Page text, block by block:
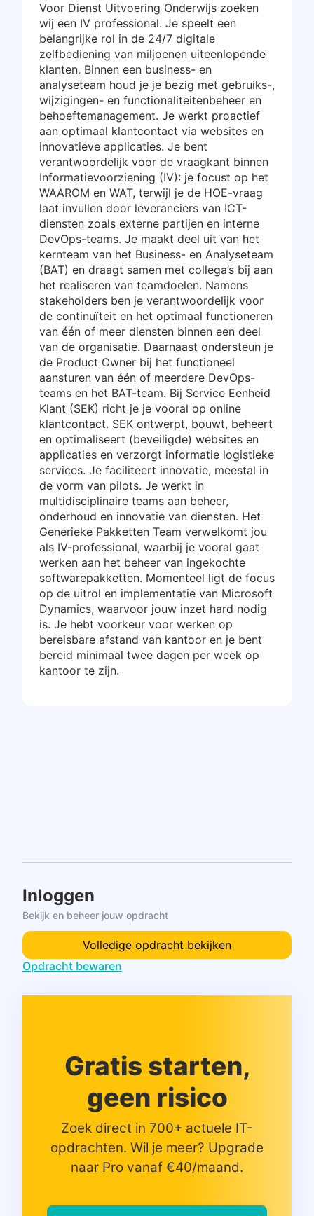
Voor Dienst Uitvoering Onderwijs zoeken
wij een IV professional. Je speelt een
belangrijke rol in de 24/7 digitale
zelfbediening van miljoenen uiteenlopende
klanten. Binnen een business- en
analyseteam houd je je bezig met gebruiks-,
wijzigingen- en functionaliteitenbeheer en
behoeftemanagement. Je werkt proactief
aan optimaal klantcontact via websites en
innovatieve applicaties. Je bent
verantwoordelijk voor de vraagkant binnen
Informatievoorziening (IV): je focust op het
WAAROM en WAT, terwijl je de HOE-vraag
laat invullen door leveranciers van ICT-
diensten zoals externe partijen en interne
DevOps-teams. Je maakt deel uit van het
kernteam van het Business- en Analyseteam
(BAT) en draagt samen met collega’s bij aan
het realiseren van teamdoelen. Namens
stakeholders ben je verantwoordelijk voor
de continuïteit en het optimaal functioneren
van één of meer diensten binnen een deel
van de organisatie. Daarnaast ondersteun je
de Product Owner bij het functioneel
aansturen van één of meerdere DevOps-
teams en het BAT-team. Bij Service Eenheid
Klant (SEK) richt je je vooral op online
klantcontact. SEK ontwerpt, bouwt, beheert
en optimaliseert (beveiligde) websites en
applicaties en verzorgt informatie logistieke
services. Je faciliteert innovatie, meestal in
de vorm van pilots. Je werkt in
multidisciplinaire teams aan beheer,
onderhoud en innovatie van diensten. Het
Generieke Pakketten Team verwelkomt jou
als IV-professional, waarbij je vooral gaat
werken aan het beheer van ingekochte
softwarepakketten. Momenteel ligt de focus
op de uitrol en implementatie van Microsoft
Dynamics, waarvoor jouw inzet hard nodig
is. Je hebt voorkeur voor werken op
bereisbare afstand van kantoor en je bent
bereid minimaal twee dagen per week op
kantoor te zijn.
Inloggen
Bekijk en beheer jouw opdracht
Volledige opdracht bekijken
Opdracht bewaren
Gratis starten,
geen risico
Zoek direct in 700+ actuele IT-
opdrachten. Wil je meer? Upgrade
naar Pro vanaf €40/maand.